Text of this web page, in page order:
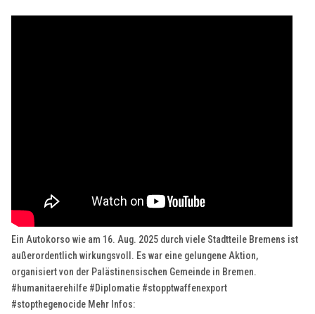
Ein Autokorso wie am 16. Aug. 2025 durch viele Stadtteile Bremens ist
außerordentlich wirkungsvoll. Es war eine gelungene Aktion,
organisiert von der Palästinensischen Gemeinde in Bremen.
#humanitaerehilfe #Diplomatie #stopptwaffenexport
#stopthegenocide Mehr Infos: